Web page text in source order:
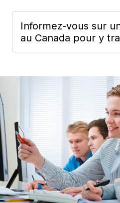
Informez-vous sur
au Canada pour y